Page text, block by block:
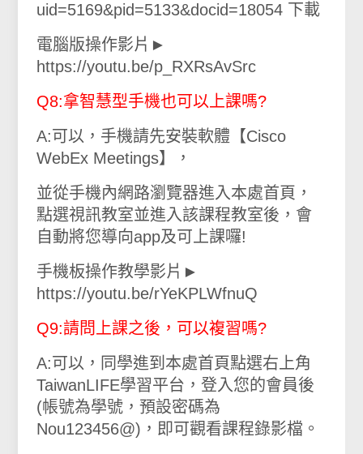
uid=5169&pid=5133&docid=18054 下載
電腦版操作影片►
https://youtu.be/p_RXRsAvSrc
Q8:拿智慧型手機也可以上課嗎?
A:可以，手機請先安裝軟體【Cisco
WebEx Meetings】，
並從手機內網路瀏覽器進入本處首頁，
點選視訊教室並進入該課程教室後，會
自動將您導向app及可上課囉!
手機板操作教學影片►
https://youtu.be/rYeKPLWfnuQ
Q9:請問上課之後，可以複習嗎?
A:可以，同學進到本處首頁點選右上角
TaiwanLIFE學習平台，登入您的會員後
(帳號為學號，預設密碼為
Nou123456@)，即可觀看課程錄影檔。